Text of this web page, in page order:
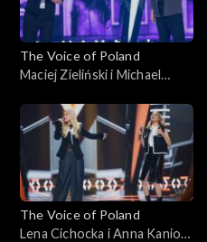
The Voice of Poland
Maciej Zieliński i Michael
of Poland”, Bitwy, 11
października 2025
The Voice of Poland
Lena Cichocka i Anna Kaniok